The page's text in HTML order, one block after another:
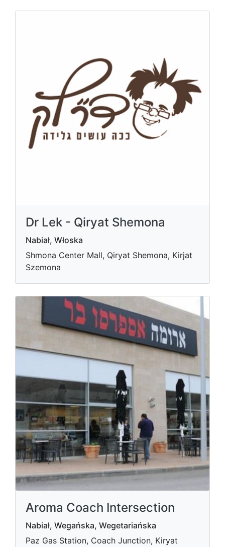
Dr Lek - Qiryat Shemona
Nabiał, Włoska
Shmona Center Mall, Qiryat Shemona, Kirjat
Szemona
Aroma Coach Intersection
Nabiał, Wegańska, Wegetariańska
Paz Gas Station, Coach Junction, Kiryat